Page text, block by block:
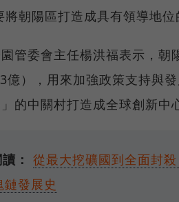
朝陽區打造成具有領導地
管委會主任楊洪福表示，
億），用來加強政策支持與
」的中關村打造成全球創新中
： 從最大挖礦國到全面封
發展史